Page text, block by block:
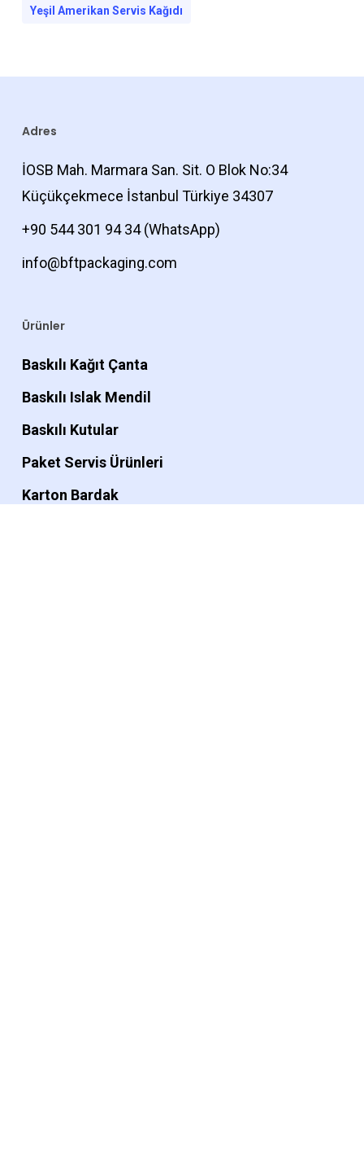
Yeşil Amerikan Servis Kağıdı
Adres
İOSB Mah. Marmara San. Sit. O Blok No:34
Küçükçekmece İstanbul Türkiye 34307
+90 544 301 94 34(WhatsApp)
info@bftpackaging.com
Ürünler
Baskılı Kağıt Çanta
Baskılı Islak Mendil
Baskılı Kutular
Paket Servis Ürünleri
Karton Bardak